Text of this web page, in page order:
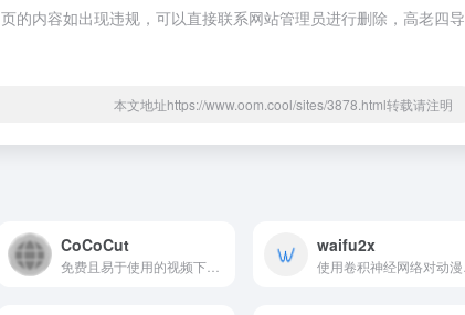
内容如出现违规，可以直接联系网站管理员进行删除，高老四导
本文地址https://www.oom.cool/sites/3878.html转载请注明
CoCoCut
免费且易于使用的视频下载工具 Chrome/Edge/Firefox/浏览器扩展，可下载大多数视频。可下载难以下载的视频。
waifu2x